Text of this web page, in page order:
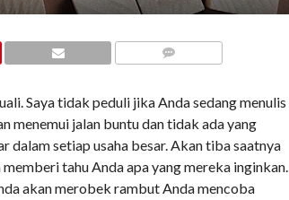
Saya tidak peduli jika Anda sedang menulis
menemui jalan buntu dan tidak ada yang
dalam setiap usaha besar. Akan tiba saatnya
tahu Anda apa yang mereka inginkan.
akan merobek rambut Anda mencoba